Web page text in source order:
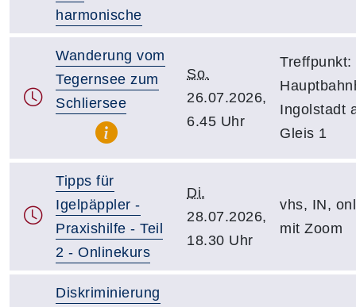
harmonische
Wanderung vom
Tegernsee zum
Schliersee
So.
26.07.2026,
6.45 Uhr
Treffpunkt:
Ingolstadt
Gleis 1
Tipps für
Igelpäppler -
Praxishilfe - Teil
2 - Onlinekurs
Di.
28.07.2026,
18.30 Uhr
vhs, IN,
mit Zoom
Diskriminierung